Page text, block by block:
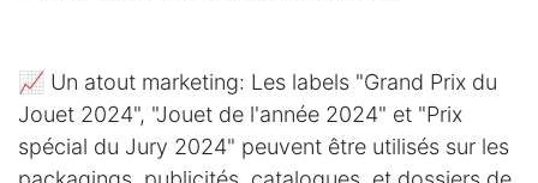
📈 Un atout marketing: Les labels "Grand Prix du
Jouet 2024", "Jouet de l'année 2024" et "Prix
spécial du Jury 2024" peuvent être utilisés sur les